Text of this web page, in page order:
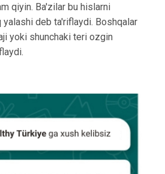
qiyin. Ba'zilar bu hislarni
deb ta'riflaydi. Boshqalar
yoki shunchaki teri ozgin